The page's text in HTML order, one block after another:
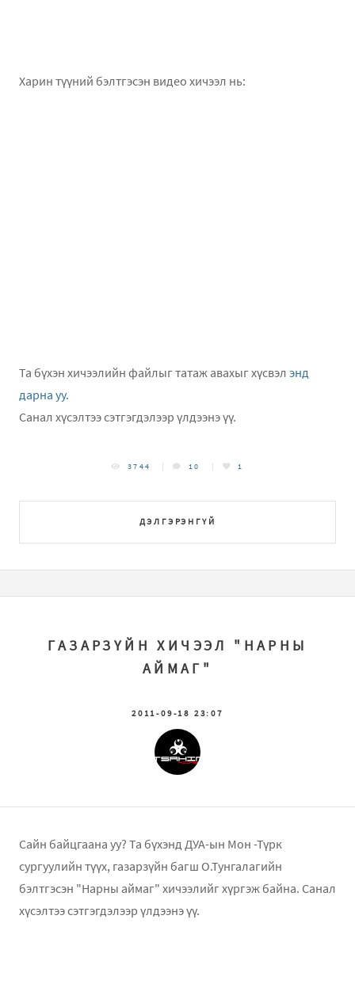
Харин түүний бэлтгэсэн видео хичээл нь:
Та бүхэн хичээлийн файлыг татаж авахыг хүсвэл энд
дарна уу.
Санал хүсэлтээ сэтгэгдэлээр үлдээнэ үү.
ДЭЛГЭРЭНГҮЙ
3744 10 1
ГАЗАРЗҮЙН ХИЧЭЭЛ "НАРНЫ
АЙМАГ"
2011-09-18 23:07
Сайн байцгаана уу? Та бүхэнд ДУА-ын Мон -Түрк
сургуулийн түүх, газарзүйн багш О.Тунгалагийн
бэлтгэсэн "Нарны аймаг" хичээлийг хүргэж байна. Санал
хүсэлтээ сэтгэгдэлээр үлдээнэ үү.